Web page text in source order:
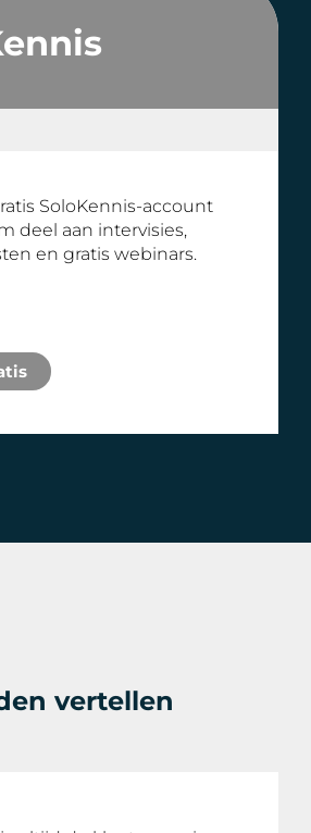
SoloKennis-account
deel aan intervisies,
en gratis webinars.
vertellen